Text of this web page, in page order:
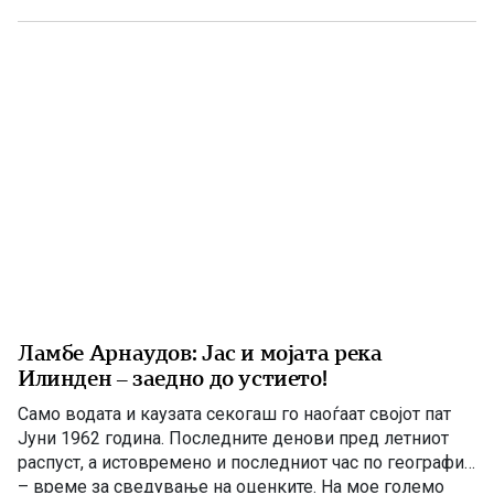
американскиот дипломат Филип Рикер, кој долги
Ламбе Арнаудов: Јас и мојата река
Илинден – заедно до устието!
Само водата и каузата секогаш го наоѓаат својот пат
Јуни 1962 година. Последните денови пред летниот
распуст, а истовремено и последниот час по географија
– време за сведување на оценките. На мое големо